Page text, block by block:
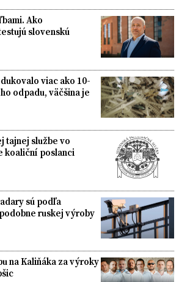
Ako
slovenskú
viac ako 10-
odpadu, väčšina je
tajnej službe vo
koaliční poslanci
sú podľa
ruskej výroby
na Kaliňáka za výroky